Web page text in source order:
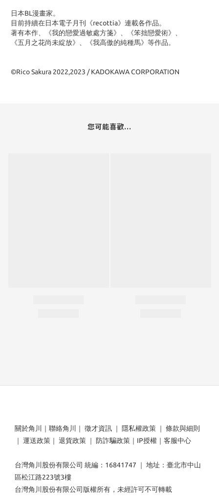
日本BL漫畫家。
目前持續在日本電子月刊《recottia》連載各作品。
著有本作、《我的戀愛過敏處方箋》、《笨拙戀愛術》、
《五月之花尚未綻放》、《我高傲的純種馬》等作品。
©Rico Sakura 2022,2023 / KADOKAWA CORPORATION
您可能喜歡...
關於角川 ｜ 聯絡角川 ｜ 徵才資訊 ｜ 隱私權政策 ｜ 條款與細則
｜ 運送政策 ｜ 退貨政策 ｜ 防詐騙政策 ｜ IP授權 ｜ 客服中心
台灣角川股份有限公司 統編：16841747 ｜ 地址：臺北市中山
區松江路223號3樓
台灣角川股份有限公司版權所有，未經許可不可轉載